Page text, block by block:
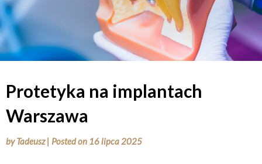
Protetyka na implantach
Warszawa
byTadeusz | Posted on 16 lipca 2025